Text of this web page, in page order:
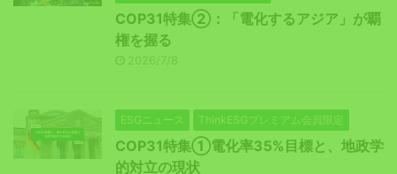
COP31特集②：「電化するアジア」が覇
権を握る
2026/7/8
ESGニュース ThinkESGプレミアム会員限定
COP31特集①電化率35%目標と、地政学
的対立の現状